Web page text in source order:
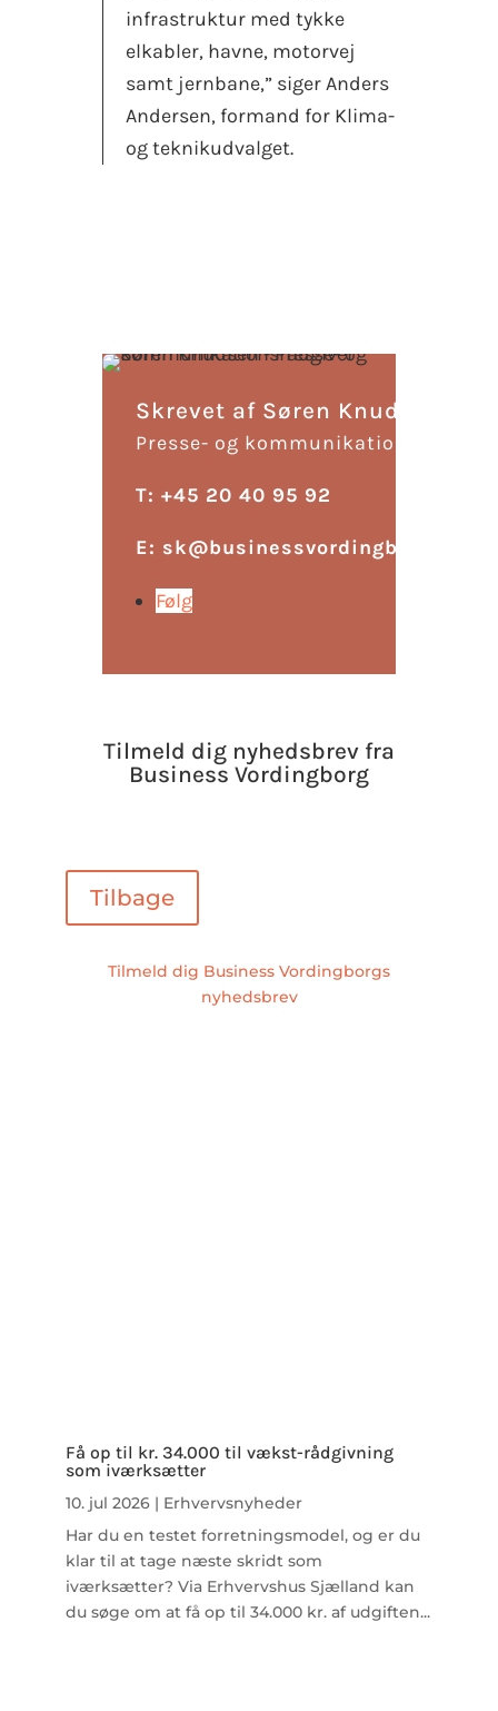
infrastruktur med tykke
elkabler, havne, motorvej
samt jernbane,” siger Anders
Andersen, formand for Klima-
og teknikudvalget.
Skrevet af Søren Knudsen
Presse- og
T: +45 20 40 95 92
E: sk@businessvordingborg.dk
Følg
Tilmeld dig nyhedsbrev fra
Business Vordingborg
Tilbage
Tilmeld dig Business Vordingborgs
nyhedsbrev
Få op til kr. 34.000 til vækst-rådgivning
som iværksætter
10. jul 2026 | Erhvervsnyheder
Har du en testet forretningsmodel, og er du
klar til at tage næste skridt som
iværksætter? Via Erhvervshus Sjælland kan
du søge om at få op til 34.000 kr. af udgiften...